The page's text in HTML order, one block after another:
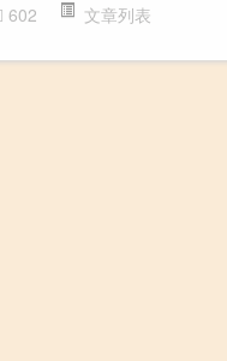
602 文章列表